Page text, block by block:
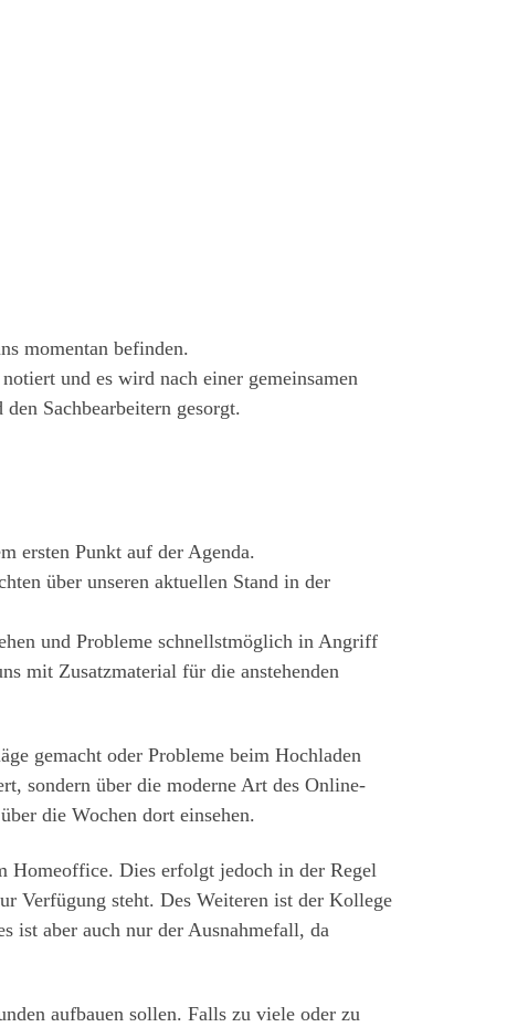
momentan befinden.
und es wird nach einer gemeinsamen
Sachbearbeitern gesorgt.
ersten Punkt auf der Agenda.
über unseren aktuellen Stand in der
und Probleme schnellstmöglich in Angriff
mit Zusatzmaterial für die anstehenden
gemacht oder Probleme beim Hochladen
sondern über die moderne Art des Online-
die Wochen dort einsehen.
Homeoffice. Dies erfolgt jedoch in der Regel
Verfügung steht. Des Weiteren ist der Kollege
ist aber auch nur der Ausnahmefall, da
aufbauen sollen. Falls zu viele oder zu